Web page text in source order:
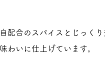
配合のスパイスとじっくり
わいに仕上げています。